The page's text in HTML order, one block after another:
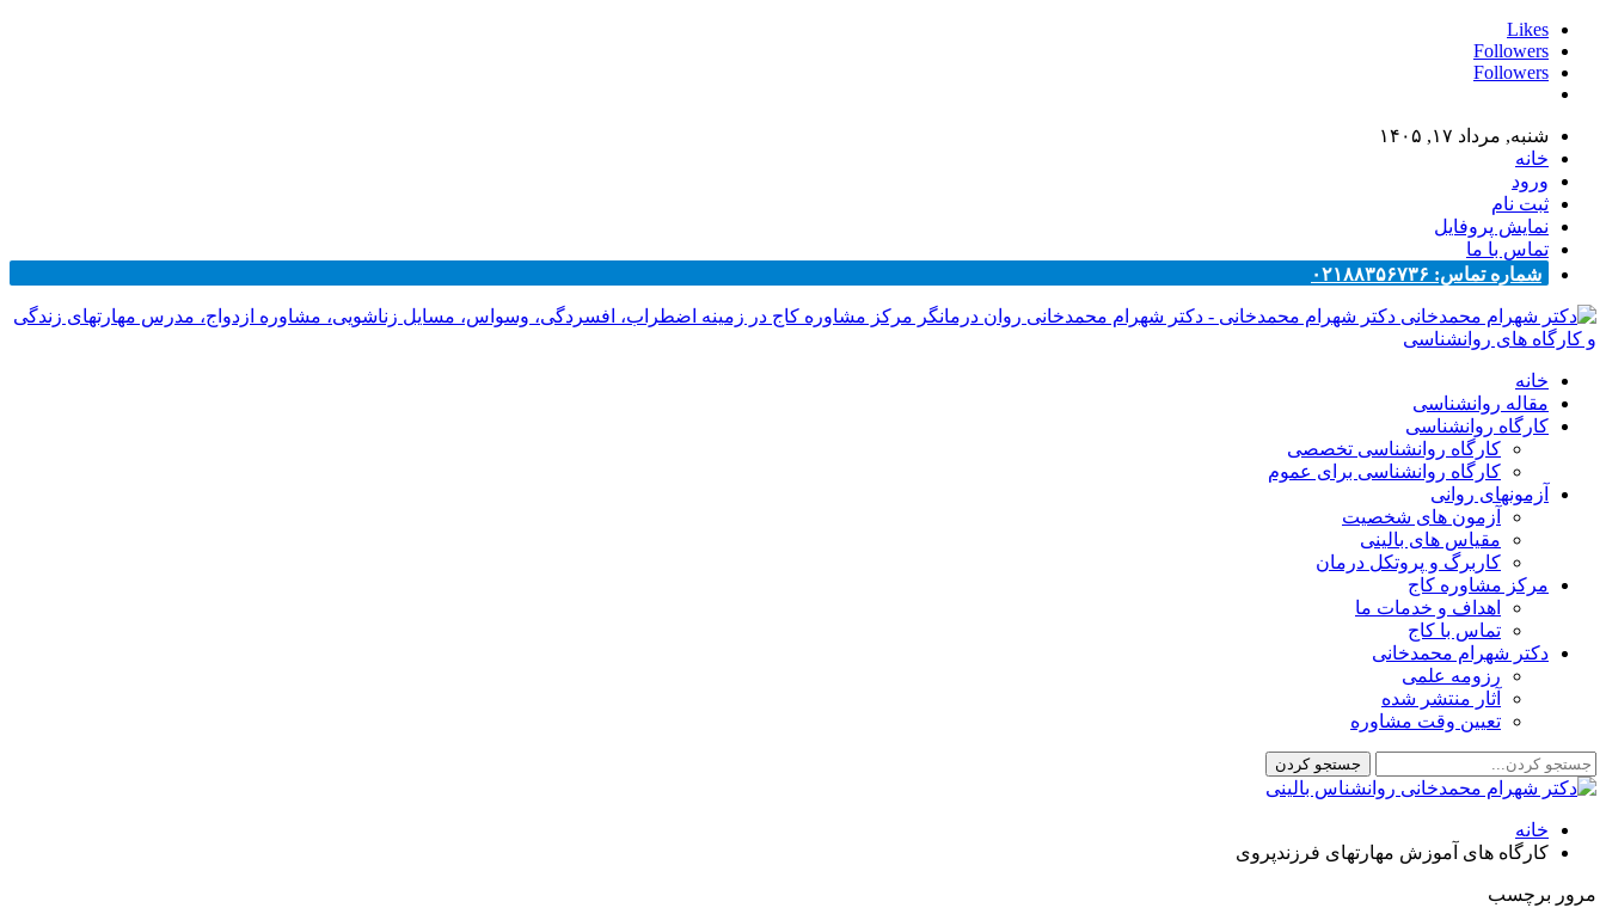
Likes
Followers
Followers
شنبه, مرداد ۱۷, ۱۴۰۵
خانه
ورود
ثبت نام
نمایش پروفایل
تماس با ما
شماره تماس: ۰۲۱۸۸۳۵۶۷۳۶
دکتر شهرام محمدخانی - دکتر شهرام محمدخانی روان درمانگر مرکز مشاوره کاج در زمینه اضطراب، افسردگی، وسواس، مسایل زناشویی، مشاوره ازدواج، مدرس مهارتهای زندگی
و کارگاه های روانشناسی
خانه
مقاله روانشناسی
کارگاه روانشناسی
کارگاه روانشناسی تخصصی
کارگاه روانشناسی برای عموم
آزمونهای روانی
آزمون های شخصیت
مقیاس های بالینی
کاربرگ و پروتکل درمان
مرکز مشاوره کاج
اهداف و خدمات ما
تماس با کاج
دکتر شهرام محمدخانی
رزومه علمی
آثار منتشر شده
تعیین وقت مشاوره
خانه
کارگاه های آموزش مهارتهای فرزندپروی
مرور برچسب